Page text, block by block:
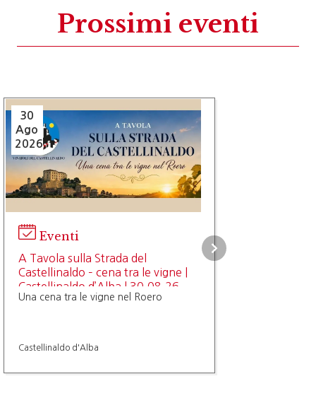
Prossimi eventi
30
Ago
2026
Eventi
A Tavola sulla Strada del
Castellinaldo – cena tra le vigne |
Castellinaldo d’Alba | 30.08.26
Una cena tra le vigne nel Roero
Castellinaldo d'Alba